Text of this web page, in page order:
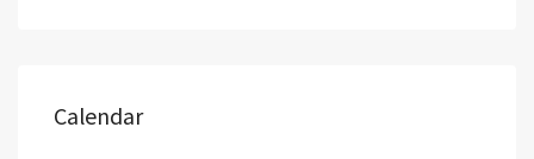
Calendar